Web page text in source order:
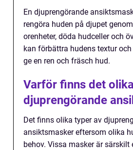
En djuprengörande
rengöra huden på djupet
orenheter, döda hudceller och
kan förbättra hudens textur
ge en ren och fräsch hud.
Varför finns det
djuprengörande
Det finns olika typer av
ansiktsmasker eftersom olika
behov. Vissa masker är